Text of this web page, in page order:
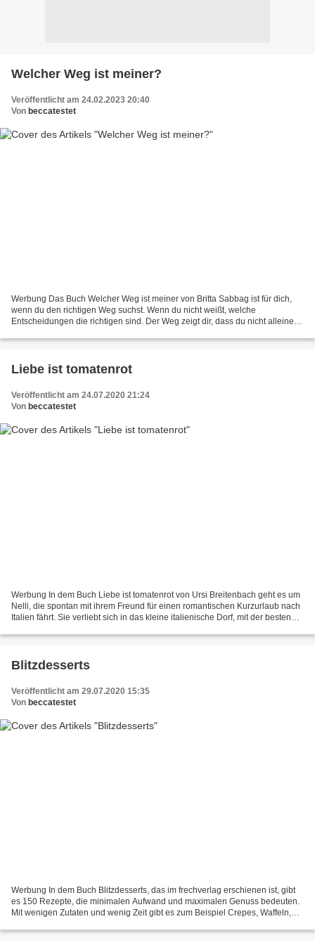
Welcher Weg ist meiner?
Veröffentlicht am 24.02.2023 20:40
Von beccatestet
Werbung Das Buch Welcher Weg ist meiner von Britta Sabbag ist für dich,
wenn du den richtigen Weg suchst. Wenn du nicht weißt, welche
Entscheidungen die richtigen sind. Der Weg zeigt dir, dass du nicht alleine
Liebe ist tomatenrot
Veröffentlicht am 24.07.2020 21:24
Von beccatestet
Werbung In dem Buch Liebe ist tomatenrot von Ursi Breitenbach geht es um
Nelli, die spontan mit ihrem Freund für einen romantischen Kurzurlaub nach
Italien fährt. Sie verliebt sich in das kleine italienische Dorf, mit der besten
Blitzdesserts
Veröffentlicht am 29.07.2020 15:35
Von beccatestet
Werbung In dem Buch Blitzdesserts, das im frechverlag erschienen ist, gibt
es 150 Rezepte, die minimalen Aufwand und maximalen Genuss bedeuten.
Mit wenigen Zutaten und wenig Zeit gibt es zum Beispiel Crepes, Waffeln,